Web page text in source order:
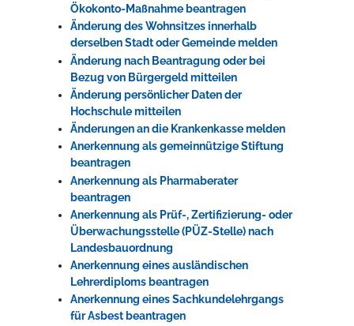
Ökokonto-Maßnahme beantragen
Änderung des Wohnsitzes innerhalb
derselben Stadt oder Gemeinde melden
Änderung nach Beantragung oder bei
Bezug von Bürgergeld mitteilen
Änderung persönlicher Daten der
Hochschule mitteilen
Änderungen an die Krankenkasse melden
Anerkennung als gemeinnützige Stiftung
beantragen
Anerkennung als Pharmaberater
beantragen
Anerkennung als Prüf-, Zertifizierung- oder
Überwachungsstelle (PÜZ-Stelle) nach
Landesbauordnung
Anerkennung eines ausländischen
Lehrerdiploms beantragen
Anerkennung eines Sachkundelehrgangs
für Asbest beantragen